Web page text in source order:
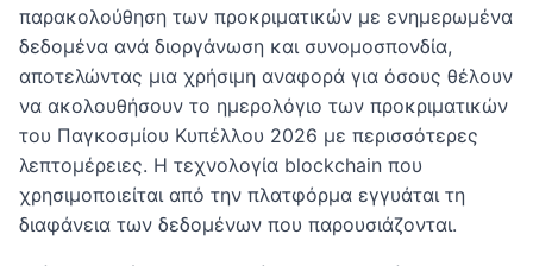
παρακολούθηση των προκριματικών με ενημερωμένα
δεδομένα ανά διοργάνωση και συνομοσπονδία,
αποτελώντας μια χρήσιμη αναφορά για όσους θέλουν
να ακολουθήσουν το ημερολόγιο των προκριματικών
του Παγκοσμίου Κυπέλλου 2026 με περισσότερες
λεπτομέρειες. Η τεχνολογία blockchain που
χρησιμοποιείται από την πλατφόρμα εγγυάται τη
διαφάνεια των δεδομένων που παρουσιάζονται.